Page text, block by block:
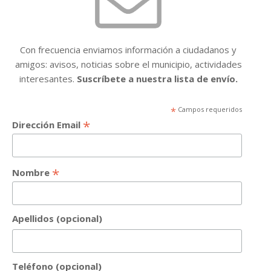
Con frecuencia enviamos información a ciudadanos y
amigos: avisos, noticias sobre el municipio, actividades
interesantes. Suscríbete a nuestra lista de envío.
* Campos requeridos
Dirección Email *
Nombre *
Apellidos (opcional)
Teléfono (opcional)